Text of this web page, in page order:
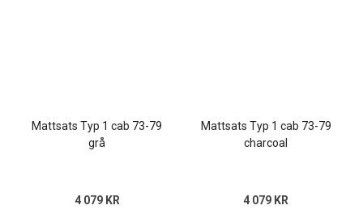
Mattsats Typ 1 cab 73-79
grå
4 079 KR
Mattsats Typ 1 cab 73-79
charcoal
4 079 KR